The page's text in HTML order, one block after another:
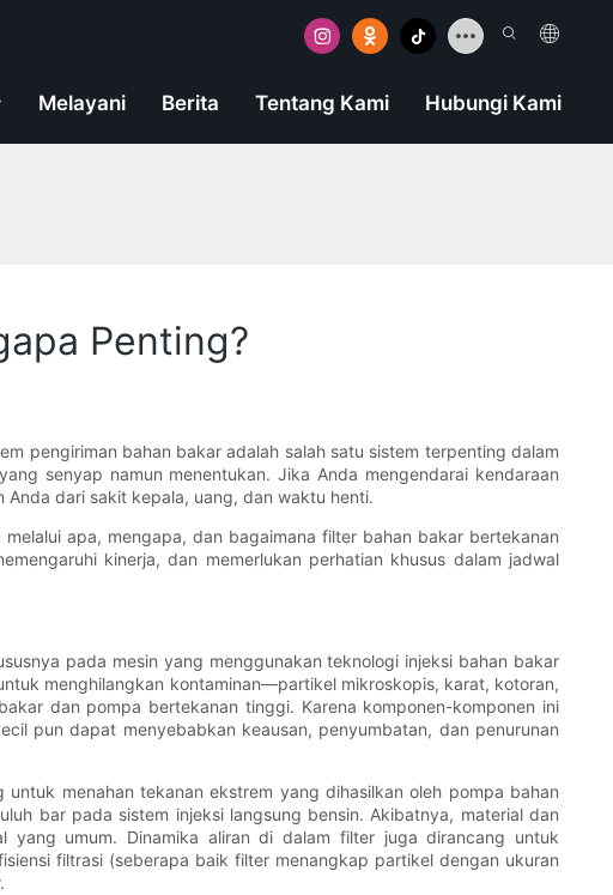
Melayani Berita Tentang Kami Hubungi Kami
Penting?
pengiriman bahan bakar adalah salah satu sistem terpenting dalam
senyap namun menentukan. Jika Anda mengendarai kendaraan
dari sakit kepala, uang, dan waktu henti.
apa, mengapa, dan bagaimana filter bahan bakar bertekanan
kinerja, dan memerlukan perhatian khusus dalam jadwal
pada mesin yang menggunakan teknologi injeksi bahan bakar
menghilangkan kontaminan—partikel mikroskopis, karat, kotoran,
dan pompa bertekanan tinggi. Karena komponen-komponen ini
pun dapat menyebabkan keausan, penyumbatan, dan penurunan
menahan tekanan ekstrem yang dihasilkan oleh pompa bahan
bar pada sistem injeksi langsung bensin. Akibatnya, material dan
umum. Dinamika aliran di dalam filter juga dirancang untuk
filtrasi (seberapa baik filter menangkap partikel dengan ukuran